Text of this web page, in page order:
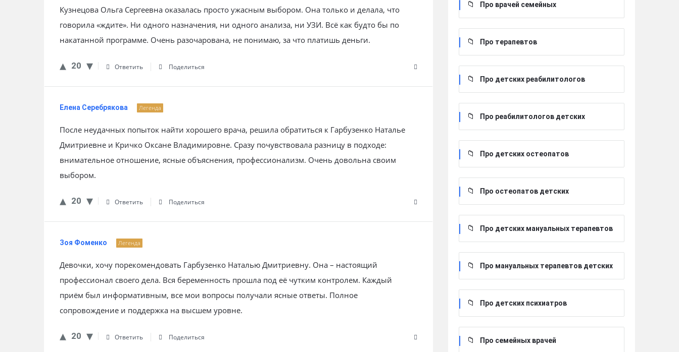
Кузнецова Ольга Сергеевна оказалась просто ужасным выбором. Она только и делала, что
говорила «ждите». Ни одного назначения, ни одного анализа, ни УЗИ. Всё как будто бы по
накатанной программе. Очень разочарована, не понимаю, за что платишь деньги.
20 Ответить Поделиться
Елена Серебрякова Легенда
После неудачных попыток найти хорошего врача, решила обратиться к Гарбузенко Наталье
Дмитриевне и Кричко Оксане Владимировне. Сразу почувствовала разницу в подходе:
внимательное отношение, ясные объяснения, профессионализм. Очень довольна своим
выбором.
20 Ответить Поделиться
Зоя Фоменко Легенда
Девочки, хочу порекомендовать Гарбузенко Наталью Дмитриевну. Она – настоящий
профессионал своего дела. Вся беременность прошла под её чутким контролем. Каждый
приём был информативным, все мои вопросы получали ясные ответы. Полное
сопровождение и поддержка на высшем уровне.
20 Ответить Поделиться
Про врачей семейных
Про терапевтов
Про детских реабилитологов
Про реабилитологов детских
Про детских остеопатов
Про остеопатов детских
Про детских мануальных терапевтов
Про мануальных терапевтов детских
Про детских психиатров
Про семейных врачей